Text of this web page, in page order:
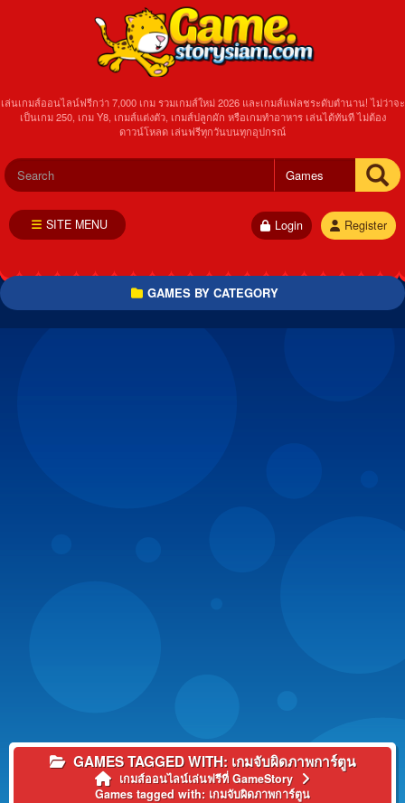
เล่นเกมส์ออนไลน์ฟรีกว่า 7,000 เกม รวมเกมส์ใหม่ 2026 และเกมส์แฟลชระดับตำนาน! ไม่ว่าจะ
เป็นเกม 250, เกม Y8, เกมส์แต่งตัว, เกมส์ปลูกผัก หรือเกมทำอาหาร เล่นได้ทันที ไม่ต้อง
ดาวน์โหลด เล่นฟรีทุกวันบนทุกอุปกรณ์
Register
Login
SITE MENU
GAMES BY CATEGORY
GAMES TAGGED WITH: เกมจับผิดภาพการ์ตูน
เกมส์ออนไลน์เล่นฟรีที่ GameStory
Games tagged with: เกมจับผิดภาพการ์ตูน